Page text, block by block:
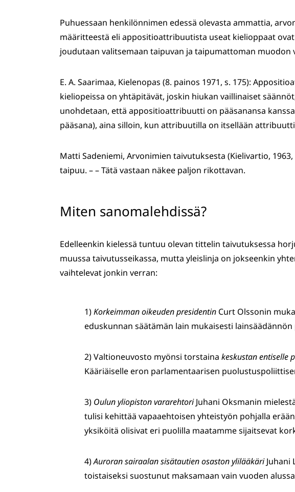
Puhuessaan henkilönnimen edessä olevasta ammattia,
määritteestä eli appositioattribuutista useat kielioppaat
joudutaan valitsemaan taipuvan ja taipumattoman muodon
E. A. Saarimaa, Kielenopas (8. painos 1971, s. 175):
kieliopeissa on yhtäpitävät, joskin hiukan vaillinaiset
unohdetaan, että appositioattribuutti on pääsanansa
pääsana), aina silloin, kun attribuutilla on itsellään
Matti Sadeniemi, Arvonimien taivutuksesta (Kielivartio,
taipuu. – – Tätä vastaan näkee paljon rikottavan.
Miten sanomalehdissä?
Edelleenkin kielessä tuntuu olevan tittelin taivutuksessa
muussa taivutusseikassa, mutta yleislinja on jokseenkin
vaihtelevat jonkin verran:
1)Korkeimman oikeuden presidentin Curt Olssonin
eduskunnan säätämän lain mukaisesti
2) Valtioneuvosto myönsi torstaina keskustan entiselle
Kääriäiselle eron parlamentaarisen
3) Oulun yliopiston vararehtoriJuhani Oksmanin
tulisi kehittää vapaaehtoisen yhteistyön pohjalla
yksiköitä olisivat eri puolilla maatamme sijaitsevat
4)Auroran sairaalan sisätautien osaston ylilääkäriJuhani
toistaiseksi suostunut maksamaan vain vuoden